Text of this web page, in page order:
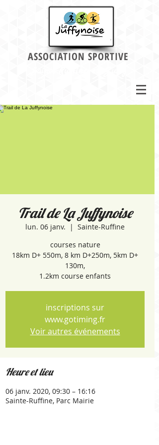
ASSOCIATION SPORTIVE
Trail de La Juffynoise
lun. 06 janv.
  |
Sainte-Ruffine
courses nature
18km D+ 550m, 8 km D+250m, 5km D+
130m,
1.2km course enfants
inscriptions sur
www.gotiming.fr
Voir autres événements
Heure et lieu
06 janv. 2020, 09:30 – 16:16
Sainte-Ruffine, Parc Mairie